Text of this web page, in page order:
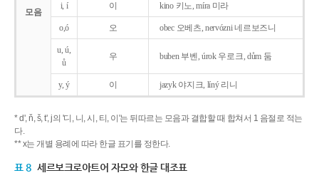
모음
i, í 이 kino 키노, míra 미라
o,ó 오 obec 오베츠, nervózni 네르보즈니
u, ú,
ů
우 buben 부벤, úrok 우로크, dům 둠
y, ý 이 jazyk야지크, líný 리니
* d', ň, š, t', j의 '디, 니, 시, 티, 이'는 뒤따르는 모음과 결합할 때 합쳐서 1 음절로 적는
다.
** x는 개별 용례에 따라 한글 표기를 정한다.
표 8 세르보크로아트어 자모와 한글 대조표